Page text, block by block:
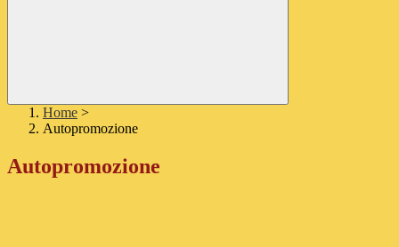
Home >
Autopromozione
Autopromozione